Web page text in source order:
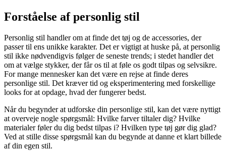
Forståelse af personlig stil
Personlig stil handler om at finde det tøj og de accessories, der
passer til ens unikke karakter. Det er vigtigt at huske på, at personlig
stil ikke nødvendigvis følger de seneste trends; i stedet handler det
om at vælge stykker, der får os til at føle os godt tilpas og selvsikre.
For mange mennesker kan det være en rejse at finde deres
personlige stil. Det kræver tid og eksperimentering med forskellige
looks for at opdage, hvad der fungerer bedst.
Når du begynder at udforske din personlige stil, kan det være nyttigt
at overveje nogle spørgsmål: Hvilke farver tiltaler dig? Hvilke
materialer føler du dig bedst tilpas i? Hvilken type tøj gør dig glad?
Ved at stille disse spørgsmål kan du begynde at danne et klart billede
af din egen stil.